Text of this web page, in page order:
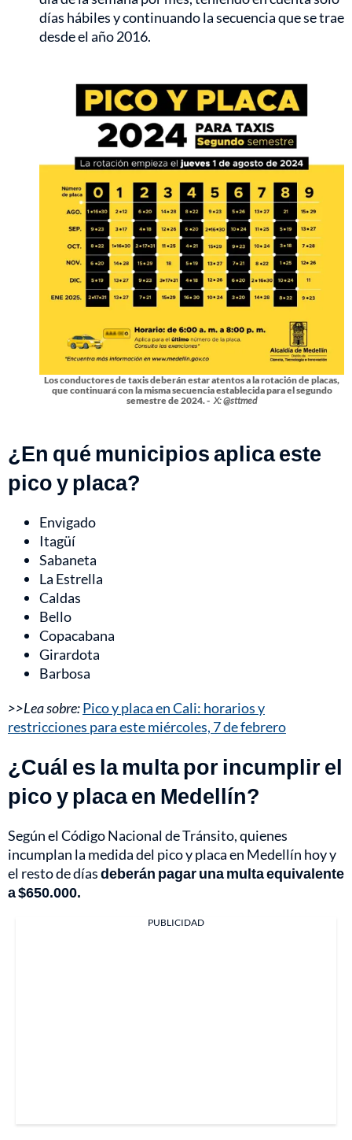
días hábiles y continuando la secuencia que se trae
desde el año 2016.
Los conductores de taxis deberán estar atentos a la rotación de placas,
que continuará con la misma secuencia establecida para el segundo
semestre de 2024. - X: @sttmed
¿En qué municipios aplica este
pico y placa?
Envigado
Itagüí
Sabaneta
La Estrella
Caldas
Bello
Copacabana
Girardota
Barbosa
>>Lea sobre:Pico y placa en Cali: horarios y
restricciones para este miércoles, 7 de febrero
¿Cuál es la multa por incumplir el
pico y placa en Medellín?
Según el Código Nacional de Tránsito, quienes
incumplan la medida del pico y placa en Medellín hoy y
el resto de díasdeberán pagar una multa equivalente
a $650.000.
PUBLICIDAD